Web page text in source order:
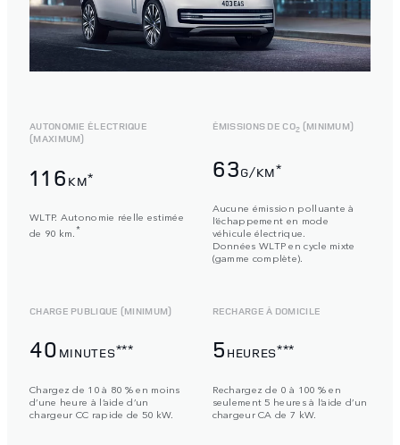
AUTONOMIE ÉLECTRIQUE
(MAXIMUM)
116 KM*
WLTP. Autonomie réelle estimée
de 90 km. *
ÉMISSIONS DE CO2 (MINIMUM)
63G/KM*
Aucune émission polluante à
l’échappement en mode
véhicule électrique.
Données WLTP en cycle mixte
(gamme complète).
CHARGE PUBLIQUE (MINIMUM)
40 MINUTES***
Chargez de 10 à 80 % en moins
d’une heure à l’aide d’un
chargeur CC rapide de 50 kW.
RECHARGE À DOMICILE
5 HEURES***
Rechargez de 0 à 100 % en
seulement 5 heures à l’aide d’un
chargeur CA de 7 kW.